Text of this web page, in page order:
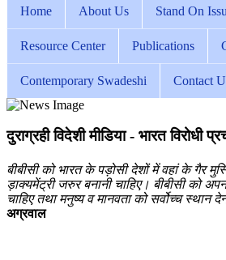
Home About Us Stand On
Resource Center Publications
Contemporary Swadeshi Contact
दुराग्रही विदेशी मीडिया - भारत विरोधी
बीबीसी को भारत के पड़ोसी देशों में वहां के गैर
ड़ाक्यमेंट्री जरुर बनानी चाहिए। बीबीसी को
चाहिए तथा मनुष्य व मानवता को सर्वोच्च स्थान
अग्रवाल